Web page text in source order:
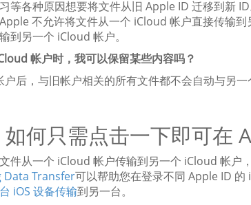
等各种原因想要将文件从旧 Apple ID 迁移到新
不允许将文件从一个 iCloud 帐户直接传输
到另一个 iCloud 帐户。
帐户时，我可以保留某些内容吗？
后，与旧帐户相关的所有文件都不会自动与另
何只需点击一下即可在
件从一个 iCloud 帐户传输到另一个 iCloud 帐户
Data Transfer可以帮助您在登录不同 Apple ID 的
iOS 设备传输到另一台。